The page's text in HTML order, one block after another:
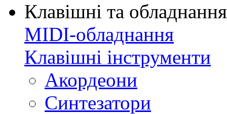
Клавішні та обладнання
MIDI-обладнання
Клавішні інструменти
Акордеони
Синтезатори